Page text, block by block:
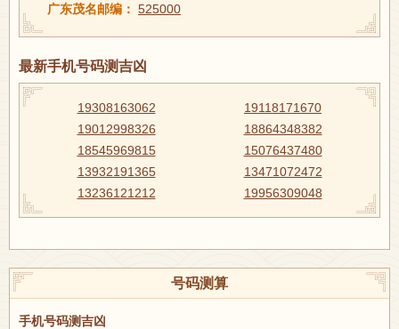
广东茂名邮编： 525000
最新手机号码测吉凶
19308163062
19118171670
19012998326
18864348382
18545969815
15076437480
13932191365
13471072472
13236121212
19956309048
号码测算
手机号码测吉凶